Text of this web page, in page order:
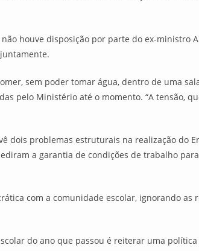
houve disposição por parte do ex-ministro
sem poder tomar água, dentro de uma
pelo Ministério até o momento. “A tensão,
dois problemas estruturais na realização do
a garantia de condições de trabalho
com a comunidade escolar, ignorando as
do ano que passou é reiterar uma